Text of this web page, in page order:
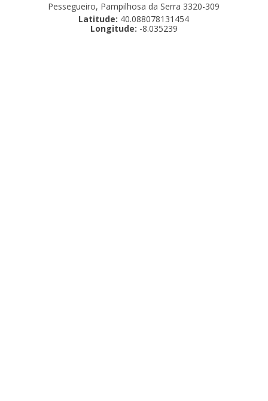
Pessegueiro, Pampilhosa da Serra 3320-309
Latitude: 40.088078131454
Longitude: -8.035239